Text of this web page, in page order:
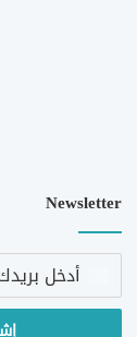
Newsletter
أدخل
الإلكتروني